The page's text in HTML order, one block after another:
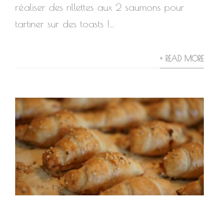
réaliser des rillettes aux 2 saumons pour
tartiner sur des toasts !...
+ READ MORE